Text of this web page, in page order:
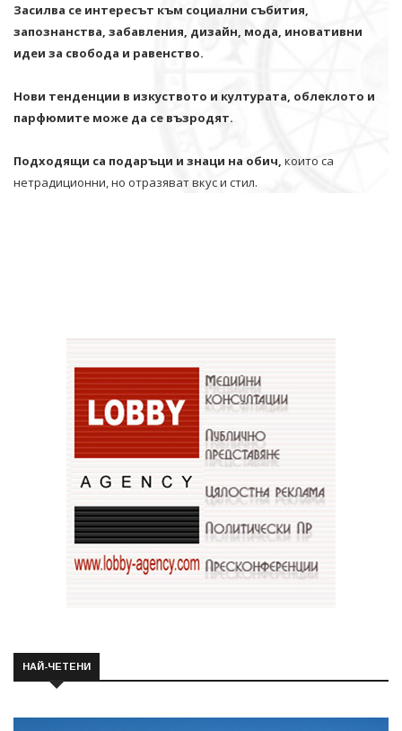
Засилва се интересът към социални събития,
запознанства, забавления, дизайн, мода, иновативни
идеи за свобода и равенство.
Нови тенденции в изкуството и културата, облеклото и
парфюмите може да се възродят.
Подходящи са подаръци и знаци на обич, които са
нетрадиционни, но отразяват вкус и стил.
НАЙ-ЧЕТЕНИ